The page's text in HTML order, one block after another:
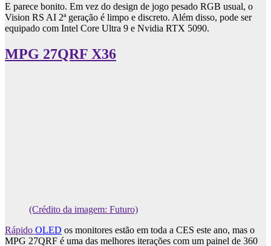
E parece bonito. Em vez do design de jogo pesado RGB usual, o
Vision RS AI 2ª geração é limpo e discreto. Além disso, pode ser
equipado com Intel Core Ultra 9 e Nvidia RTX 5090.
MPG 27QRF X36
(Crédito da imagem: Futuro)
Rápido OLED os monitores estão em toda a CES este ano, mas o
MPG 27QRF é uma das melhores iterações com um painel de 360 ​​